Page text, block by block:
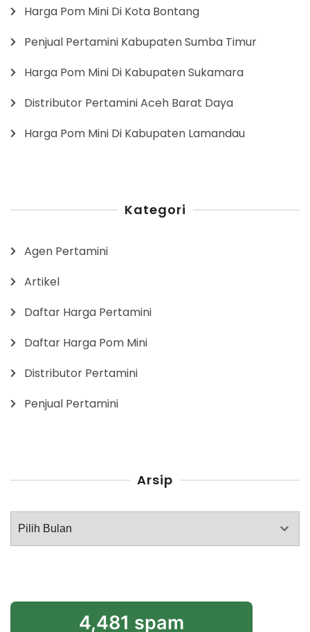
Harga Pom Mini Di Kota Bontang
Penjual Pertamini Kabupaten Sumba Timur
Harga Pom Mini Di Kabupaten Sukamara
Distributor Pertamini Aceh Barat Daya
Harga Pom Mini Di Kabupaten Lamandau
Kategori
Agen Pertamini
Artikel
Daftar Harga Pertamini
Daftar Harga Pom Mini
Distributor Pertamini
Penjual Pertamini
Arsip
Arsip
4,481 spam